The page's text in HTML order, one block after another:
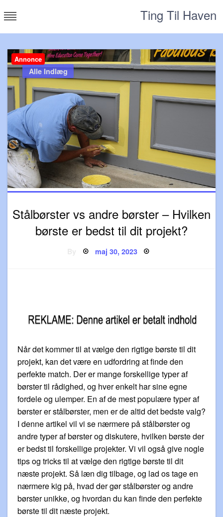
to
Ting Til Haven
Annonce
Alle Indlæg
Stålbørster vs andre børster – Hvilken
børste er bedst til dit projekt?
Posted
on
maj 30, 2023
Når det kommer til at vælge den rigtige børste til dit
projekt, kan det være en udfordring at finde den
perfekte match. Der er mange forskellige typer af
børster til rådighed, og hver enkelt har sine egne
fordele og ulemper. En af de mest populære typer af
børster er stålbørster, men er de altid det bedste valg?
I denne artikel vil vi se nærmere på stålbørster og
andre typer af børster og diskutere, hvilken børste der
er bedst til forskellige projekter. Vi vil også give nogle
tips og tricks til at vælge den rigtige børste til dit
næste projekt. Så læn dig tilbage, og lad os tage en
nærmere kig på, hvad der gør stålbørster og andre
børster unikke, og hvordan du kan finde den perfekte
børste til dit næste projekt.